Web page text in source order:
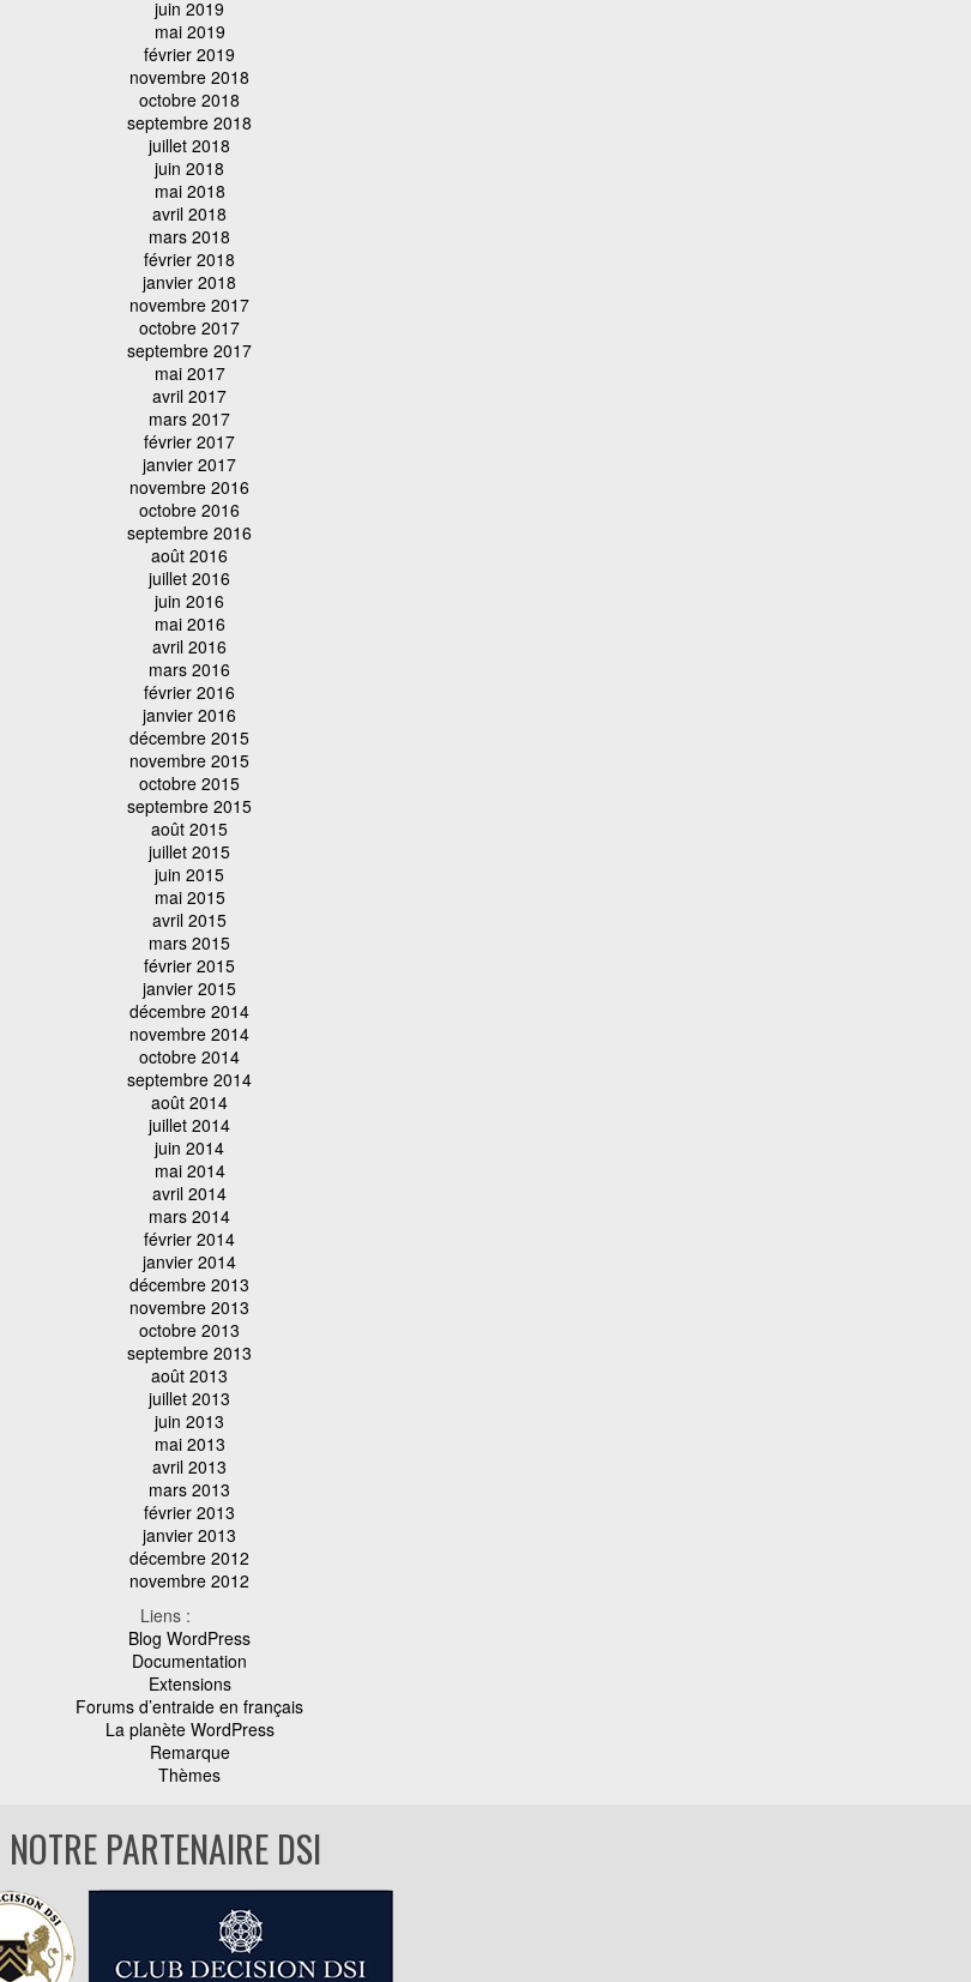
juin 2019
mai 2019
février 2019
novembre 2018
octobre 2018
septembre 2018
juillet 2018
juin 2018
mai 2018
avril 2018
mars 2018
février 2018
janvier 2018
novembre 2017
octobre 2017
septembre 2017
mai 2017
avril 2017
mars 2017
février 2017
janvier 2017
novembre 2016
octobre 2016
septembre 2016
août 2016
juillet 2016
juin 2016
mai 2016
avril 2016
mars 2016
février 2016
janvier 2016
décembre 2015
novembre 2015
octobre 2015
septembre 2015
août 2015
juillet 2015
juin 2015
mai 2015
avril 2015
mars 2015
février 2015
janvier 2015
décembre 2014
novembre 2014
octobre 2014
septembre 2014
août 2014
juillet 2014
juin 2014
mai 2014
avril 2014
mars 2014
février 2014
janvier 2014
décembre 2013
novembre 2013
octobre 2013
septembre 2013
août 2013
juillet 2013
juin 2013
mai 2013
avril 2013
mars 2013
février 2013
janvier 2013
décembre 2012
novembre 2012
Liens :
Blog WordPress
Documentation
Extensions
Forums d’entraide en français
La planète WordPress
Remarque
Thèmes
NOTRE PARTENAIRE DSI